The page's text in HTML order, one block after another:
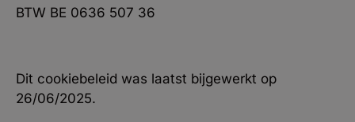
BTW BE 0636 507 36
Dit cookiebeleid was laatst bijgewerkt op
26/06/2025.